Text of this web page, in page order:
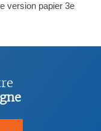
version papier 3e